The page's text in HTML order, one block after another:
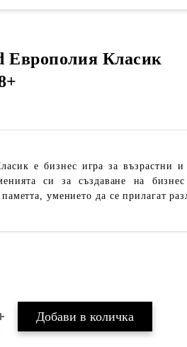
Европолия Класик
е бизнес игра за възрастни
си за създаване на бизнес
умението да се прилагат